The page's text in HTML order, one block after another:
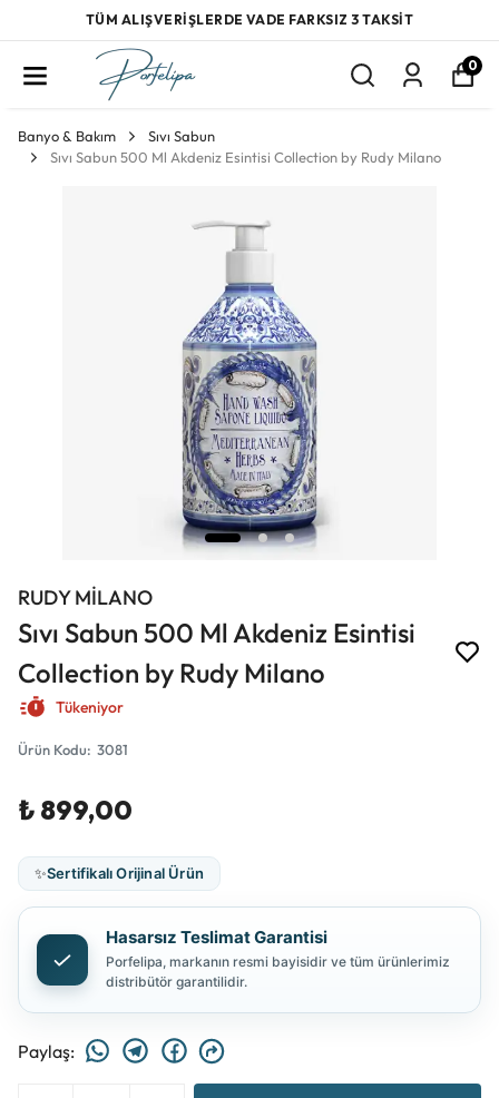
TÜM ALIŞVERİŞLERDE VADE FARKSIZ 3 TAKSİT
0
Banyo & Bakım
Sıvı Sabun
Sıvı Sabun 500 Ml Akdeniz Esintisi Collection by Rudy Milano
RUDY MİLANO
Sıvı Sabun 500 Ml Akdeniz Esintisi
Collection by Rudy Milano
Tükeniyor
Ürün Kodu: 3081
₺ 899,00
✨Sertifikalı Orijinal Ürün
Hasarsız Teslimat Garantisi
Porfelipa, markanın resmi bayisidir ve tüm ürünlerimiz
distribütör garantilidir.
Paylaş: